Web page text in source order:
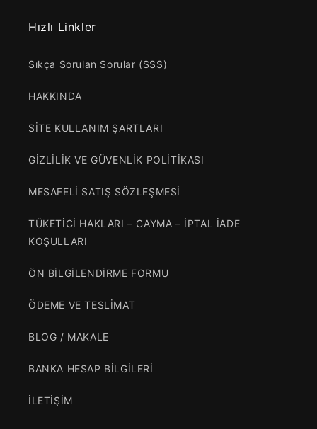
Hızlı Linkler
Sıkça Sorulan Sorular (SSS)
HAKKINDA
SİTE KULLANIM ŞARTLARI
GİZLİLİK VE GÜVENLİK POLİTİKASI
MESAFELİ SATIŞ SÖZLEŞMESİ
TÜKETİCİ HAKLARI – CAYMA – İPTAL İADE
KOŞULLARI
ÖN BİLGİLENDİRME FORMU
ÖDEME VE TESLİMAT
BLOG / MAKALE
BANKA HESAP BİLGİLERİ
İLETİŞİM